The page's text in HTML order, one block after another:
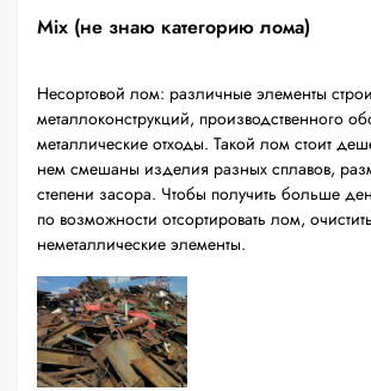
Mix (не знаю категорию лома)
Несортовой лом: различные элементы
металлоконструкций, производственного
металлические отходы. Такой лом стоит
нем смешаны изделия разных сплавов,
степени засора. Чтобы получить больше
по возможности отсортировать лом,
неметаллические элементы.